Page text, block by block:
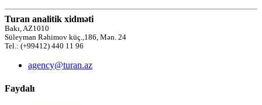
Turan analitik xidməti
Bakı, AZ1010
Süleyman Rəhimov küç.,186, Mən. 24
Tel.: (+99412) 440 11 96
agency@turan.az
Faydalı